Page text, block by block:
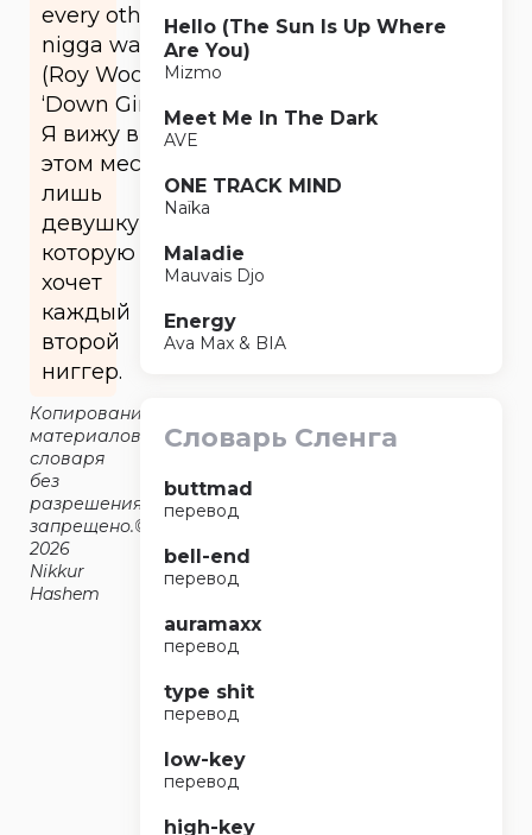
every other
nigga wants
(Roy Woods
‘Down Girl’).
Я вижу в
этом месте
лишь
девушку,
которую
хочет
каждый
второй
ниггер.
Копирование
материалов
словаря
без
разрешения
запрещено.©2014-
2026
Nikkur
Hashem
Hello (The Sun Is Up Where
Are You)
Mizmo
Meet Me In The Dark
AVE
ONE TRACK MIND
Naïka
Maladie
Mauvais Djo
Energy
Ava Max & BIA
Словарь Сленга
buttmad
перевод
bell-end
перевод
auramaxx
перевод
type shit
перевод
low-key
перевод
high-key